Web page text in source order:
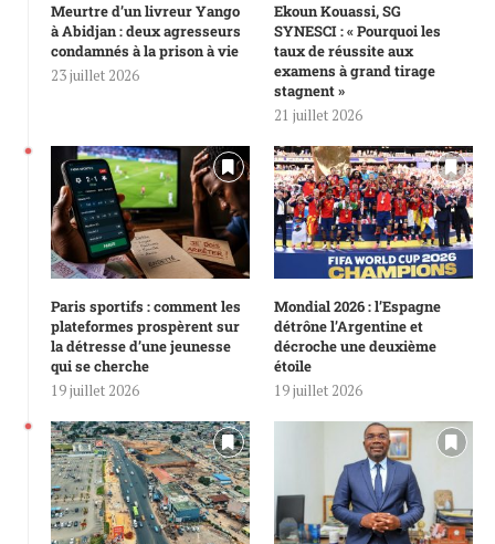
Meurtre d’un livreur Yango
à Abidjan : deux agresseurs
condamnés à la prison à vie
23 juillet 2026
Ekoun Kouassi, SG
SYNESCI : « Pourquoi les
taux de réussite aux
examens à grand tirage
stagnent »
21 juillet 2026
Paris sportifs : comment les
plateformes prospèrent sur
la détresse d’une jeunesse
qui se cherche
19 juillet 2026
Mondial 2026 : l’Espagne
détrône l’Argentine et
décroche une deuxième
étoile
19 juillet 2026